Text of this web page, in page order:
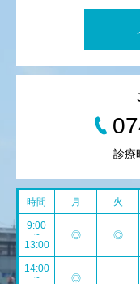
診療
時間 月 火
9:00
~
13:00
◎ ◎
14:00
~
◎